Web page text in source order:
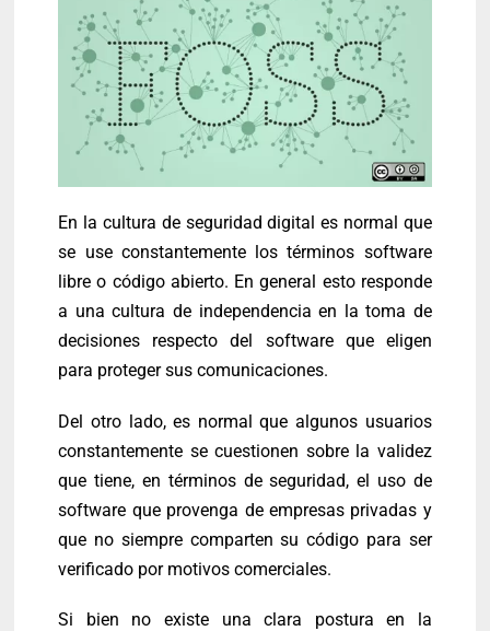
En la cultura de seguridad digital es normal que
se use constantemente los términos software
libre o código abierto. En general esto responde
a una cultura de independencia en la toma de
decisiones respecto del software que eligen
para proteger sus comunicaciones.
Del otro lado, es normal que algunos usuarios
constantemente se cuestionen sobre la validez
que tiene, en términos de seguridad, el uso de
software que provenga de empresas privadas y
que no siempre comparten su código para ser
verificado por motivos comerciales.
Si bien no existe una clara postura en la